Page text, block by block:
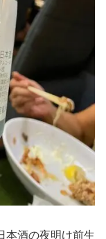
本酒の夜明け前生